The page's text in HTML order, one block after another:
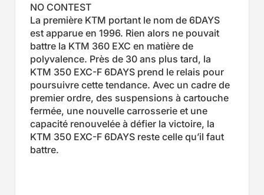
NO CONTEST
La première KTM portant le nom de 6DAYS
est apparue en 1996. Rien alors ne pouvait
battre la KTM 360 EXC en matière de
polyvalence. Près de 30 ans plus tard, la
KTM 350 EXC-F 6DAYS prend le relais pour
poursuivre cette tendance. Avec un cadre de
premier ordre, des suspensions à cartouche
fermée, une nouvelle carrosserie et une
capacité renouvelée à défier la victoire, la
KTM 350 EXC-F 6DAYS reste celle qu’il faut
battre.